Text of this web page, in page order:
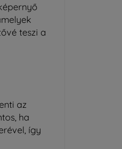
teszi a
az
ha
így